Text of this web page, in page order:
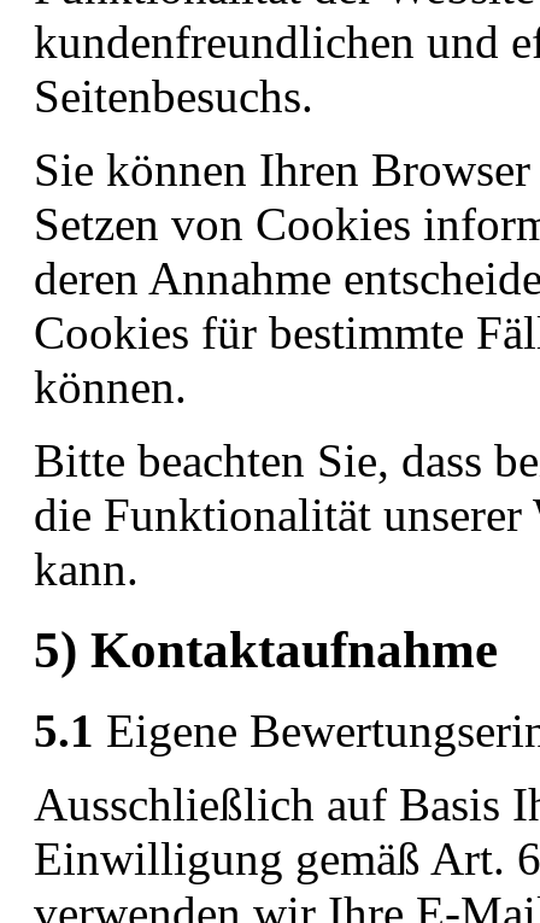
kundenfreundlichen und
Seitenbesuchs.
Sie können Ihren
Setzen von Cookies
deren Annahme
Cookies für bestimmte
können.
Bitte beachten Sie, dass
die Funktionalität unserer
kann.
5) Kontaktaufnahme
5.1 Eigene
Ausschließlich auf Basis
Einwilligung gemäß Art.